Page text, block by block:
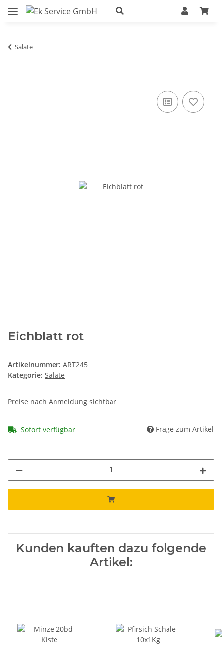
Salate
Eichblatt rot
Artikelnummer: ART245
Kategorie: Salate
Preise nach Anmeldung sichtbar
Sofort verfügbar Frage zum Artikel
Kunden kauften dazu folgende
Artikel: